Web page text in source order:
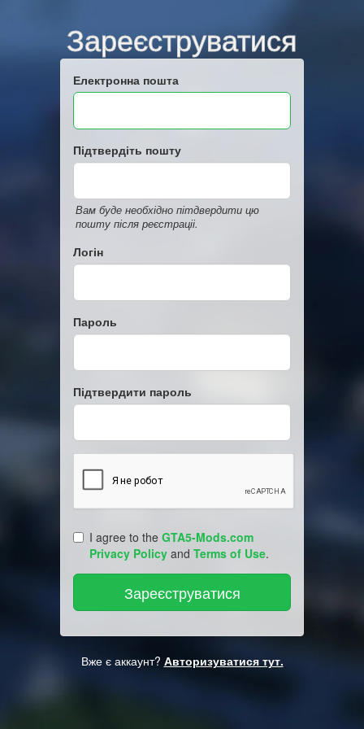
Зареєструватися
Електронна пошта
Підтвердіть пошту
Вам буде необхідно пітдвердити цю
пошту після реєстраціі.
Логін
Пароль
Підтвердити пароль
I agree to the GTA5-Mods.com
Privacy Policy and Terms of Use.
Вже є аккаунт? Авторизуватися тут.